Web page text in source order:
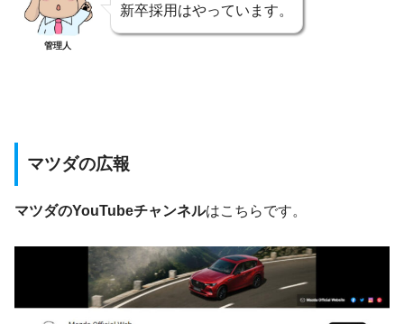
管理人
新卒採用はやっています。
マツダの広報
マツダのYouTubeチャンネルはこちらです。